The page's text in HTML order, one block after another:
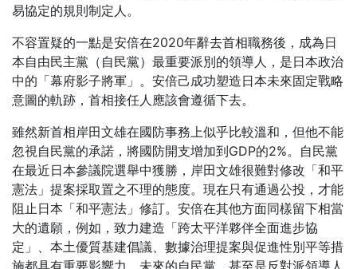
易協定的規則制定人。
不容置疑的一點是安倍在2020年辭去首相職務後，成為日
本自由民主黨（自民黨）最重要派別的領導人，是日本政治
中的「幕府影子將軍」。安倍己成功塑造日本未來固定戰略
意圖的軌跡，首相接任人應該會遵循下去。
雖然新首相岸田文雄在國防事務上似乎比較溫和，但他不能
忽視自民黨的承諾，將國防開支增加到GDP的2%。自民黨
在最近日本參議院選舉中獲勝，岸田文雄很難對修改「和平
憲法」提案採取置之不理的態度。現在只有通過公投，才能
阻止日本「和平憲法」修訂。安倍在其他方面同樣留下相當
大的遺願，例如，致力建造「跨太平洋夥伴全面進步協
定」、本土優質基建倡議、數據治理提案與促進性別平等措
施都具有重要影響力，未來的自民黨，甚至是反對派領導人